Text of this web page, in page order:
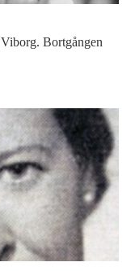
Viborg. Bortgången